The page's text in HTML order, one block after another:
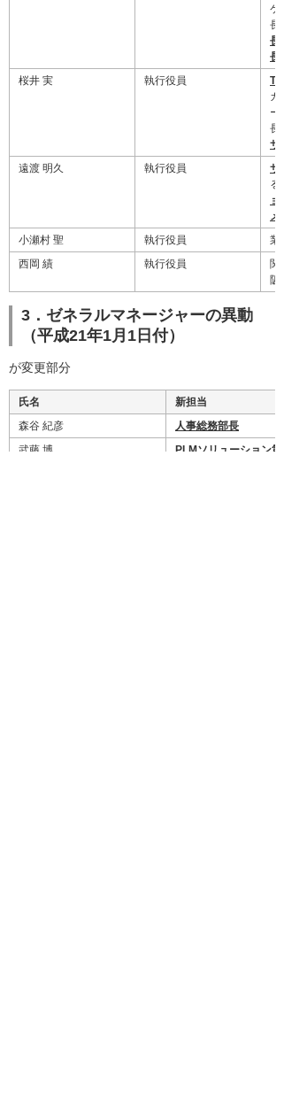
ケ
長、
長
長
桜井 実
執行役員
カ
ー
長
サ
遠渡 明久
執行役員
サ
る
ョ
小瀬村 聖
執行役員
業
西岡 績
執行役員
関
阪
3．ゼネラルマネージャーの異動
（平成21年1月1日付）
が変更部分
氏名
新担当
森谷 紀彦
人事総務部長
武藤 博
PLMソリューション第